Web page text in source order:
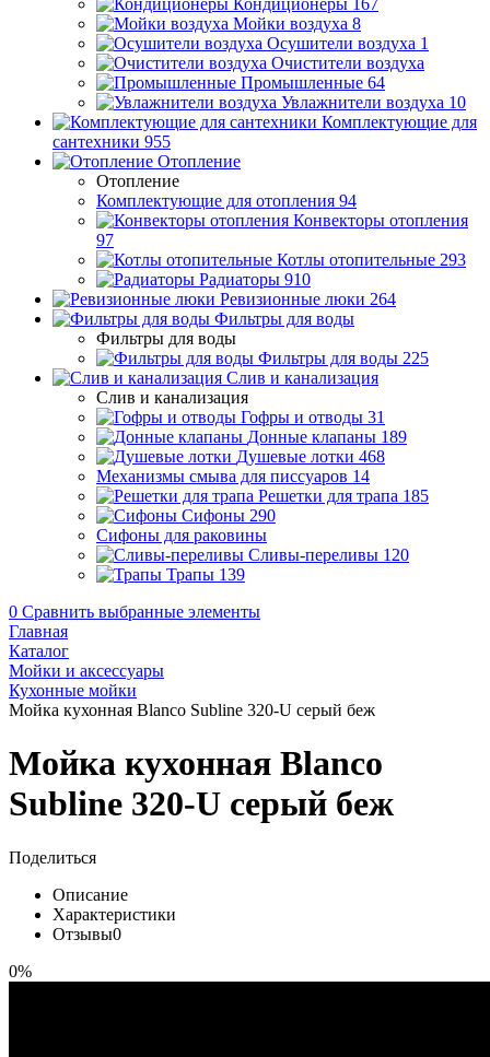
Кондиционеры
167
Мойки воздуха 8
Осушители воздуха 1
Очистители воздуха
Промышленные 64
Увлажнители воздуха 10
Комплектующие для
сантехники 955
Отопление
Отопление
Комплектующие для отопления 94
Конвекторы отопления
97
Котлы отопительные 293
Радиаторы 910
Ревизионные люки 264
Фильтры для воды
Фильтры для воды
Фильтры для воды 225
Слив и канализация
Слив и канализация
Гофры и отводы 31
Донные клапаны 189
Душевые лотки 468
Механизмы смыва для писсуаров 14
Решетки для трапа 185
Сифоны 290
Сифоны для раковины
Сливы-переливы 120
Трапы 139
0 Сравнить выбранные элементы
Главная
Каталог
Мойки и аксессуары
Кухонные мойки
Мойка кухонная Blanco Subline 320-U серый беж
Мойка кухонная Blanco
Subline 320-U серый беж
Поделиться
Описание
Характеристики
Отзывы0
0%